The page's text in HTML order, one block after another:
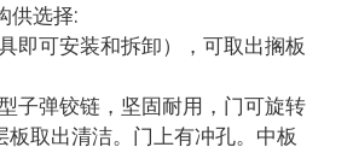
供选择:
即可安装和拆卸），可取出搁板
子弹铰链，坚固耐用，门可旋转
板取出清洁。门上有冲孔。中板